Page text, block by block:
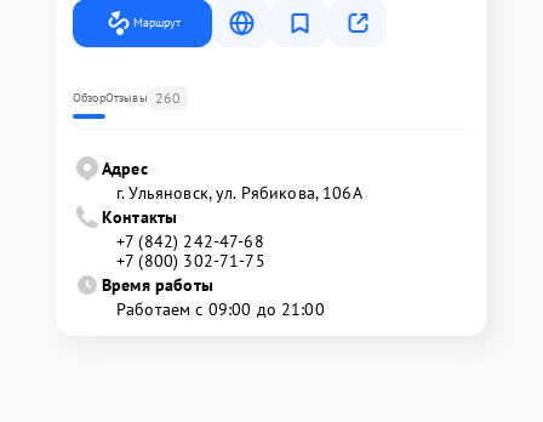
Маршрут
ОбзорОтзывы 260
Адрес
г. Ульяновск, ул. Рябикова, 106А
Контакты
+7 (842) 242-47-68
+7 (800) 302-71-75
Время работы
Работаем с 09:00 до 21:00